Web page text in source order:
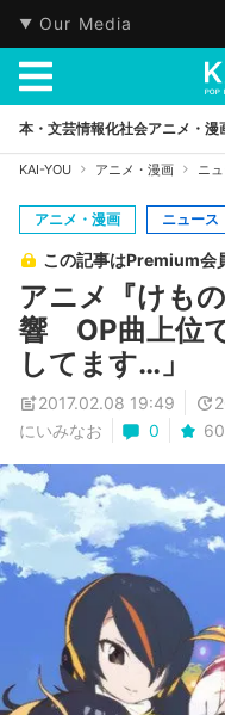
Our Media
本・文芸情報化社会アニメ・漫
KAI-YOU アニメ・漫画 ニ
アニメ・漫画 ニュース
この記事はPremium会
アニメ『けも
響 OP曲上位
してます…」
2017.02.08 19:49
にいみなお
0